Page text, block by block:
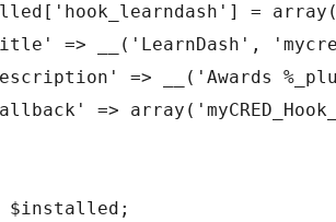
=
=> __('LearnDash',
=> __('Awards
=>
$installed;